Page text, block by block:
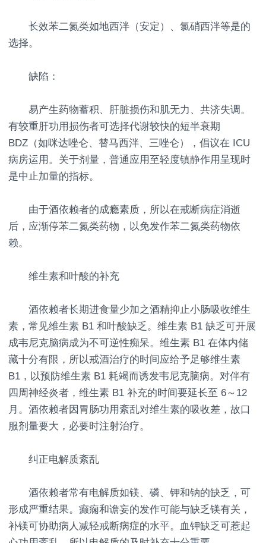
长效苯二氮类如地西泮（安定）、氯硝西泮等是的
选择。
缺陷：
易产生药物蓄积、肝脏损伤和肌无力、共济失调。
有较重肝功用损伤者可选择代谢较快的短半衰期
BDZ（如咪达唑仑、替马西泮、三唑仑），倡议在 ICU
病房运用。关于剂量，普通应用至轻度镇静作用呈现时
是中止加量的指标。
由于酒依赖者的成瘾素质，所以在戒断病症消逝
后，应渐停苯二氮类药物，以免发作苯二氮类药物依
赖。
维生素和叶酸的补充
酒依赖者长期进食量少加之酒精抑止小肠吸收维生
素，常见维生素 B1 和叶酸缺乏。维生素 B1 缺乏可开展
成韦尼克脑病成为不可逆性痴呆。维生素 B1 在体内储
藏十分有限，所以戒酒治疗的时间应给予足够维生素
B1，以预防维生素 B1 耗竭而诱发韦尼克脑病。对伴有
四周神经炎者，维生素 B1 补充的时间要延长至 6～12
月。酒依赖者因胃肠功用紊乱对维生素的吸收差，故口
服剂量要大，必要时注射治疗。
纠正电解质紊乱
酒依赖者常有电解质如镁、磷、钾和钠的缺乏，可
形成严重结果。癫痫和谵妄的发作可能与缺乏镁有关，
补镁可协助病人减轻戒断病症的水平。血钾缺乏可惹起